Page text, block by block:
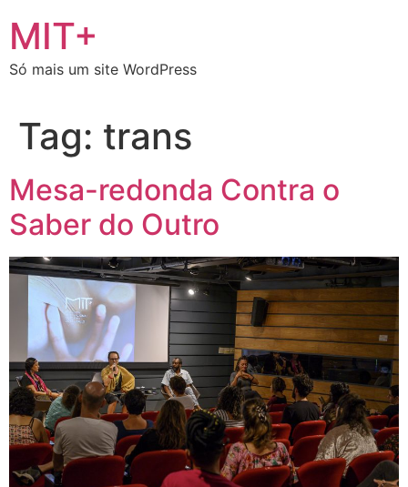
para
conteúdo
MIT+
Só mais um site WordPress
Tag: trans
Mesa-redonda Contra o
Saber do Outro